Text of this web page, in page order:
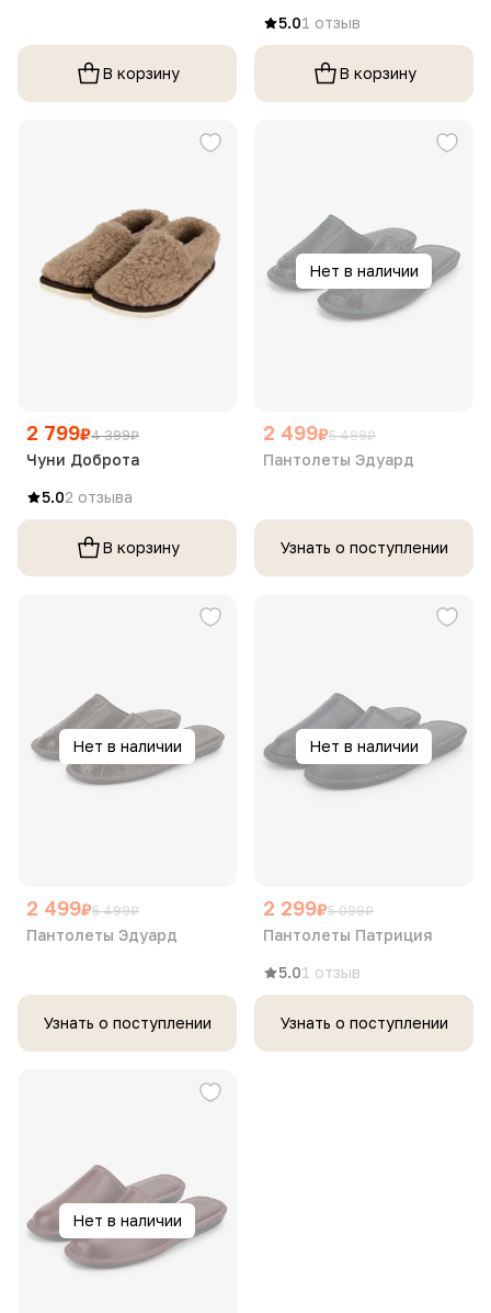
В корзину
5.01 отзыв
В корзину
2 799₽4 399₽
Чуни Доброта
5.02 отзыва
В корзину
Нет в наличии
2 499₽5 499₽
Пантолеты Эдуард
Узнать о поступлении
Нет в наличии
2 499₽5 499₽
Пантолеты Эдуард
Узнать о поступлении
Нет в наличии
2 299₽5 099₽
Пантолеты Патриция
5.01 отзыв
Узнать о поступлении
Нет в наличии